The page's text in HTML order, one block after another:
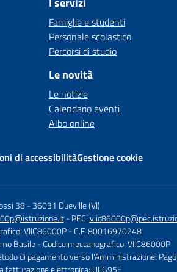
Famiglie e studenti
Personale scolastico
Percorsi di studio
Le novità
Le notizie
Calendario eventi
Albo online
di accessibilitàGestione cookie
38-36031 Dueville (VI)
- PEC:
VIIC86000P- C.F. 80016970248
Basile - Codice meccanografico: VIIC86000P
di pagamento verso l'Amministrazione:
fatturazione elettronica: UFG95E